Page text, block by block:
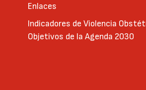
Enlaces
Indicadores de Violencia
Objetivos de la Agenda 2030